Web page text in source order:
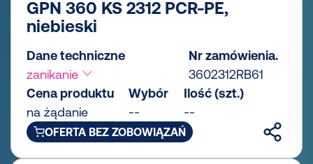
GPN 360 KS 2312 PCR-PE,
niebieski
Dane techniczne
zanikanie
Nr zamówienia.
3602312RB61
Cena produktu
na żądanie
Wybór
--
Ilość (szt.)
--
OFERTA BEZ ZOBOWIĄZAŃ